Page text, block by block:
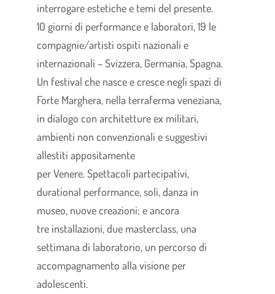
interrogare estetiche e temi del presente.
10 giorni di performance e laboratori, 19 le
compagnie/artisti ospiti nazionali e
internazionali – Svizzera, Germania, Spagna.
Un festival che nasce e cresce negli spazi di
Forte Marghera, nella terraferma veneziana,
in dialogo con architetture ex militari,
ambienti non convenzionali e suggestivi
allestiti appositamente
per Venere. Spettacoli partecipativi,
durational performance, soli, danza in
museo, nuove creazioni; e ancora
tre installazioni, due masterclass, una
settimana di laboratorio, un percorso di
accompagnamento alla visione per
adolescenti.